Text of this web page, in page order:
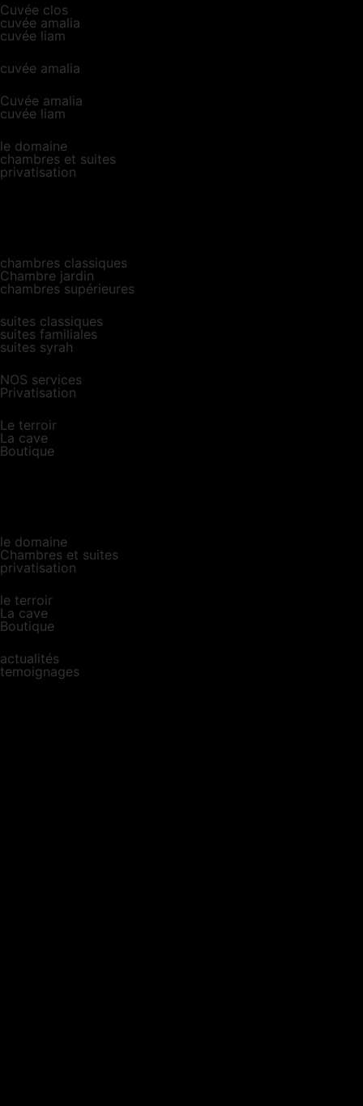
Cuvée clos
cuvée amalia
cuvée liam
cuvée amalia
Cuvée amalia
cuvée liam
le domaine
chambres et suites
privatisation
chambres classiques
Chambre jardin
chambres supérieures
suites classiques
suites familiales
suites syrah
NOS services
Privatisation
Le terroir
La cave
Boutique
le domaine
Chambres et suites
privatisation
le terroir
La cave
Boutique
actualités
temoignages